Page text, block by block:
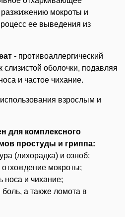
разжижению мокроты и
ее выведения из
- противоаллергический
слизистой оболочки, подавляя
и частое чихание.
взрослым и
для комплексного
простуды и гриппа:
(лихорадка) и озноб;
отхождение мокроты;
носа и чихание;
боль, а также ломота в